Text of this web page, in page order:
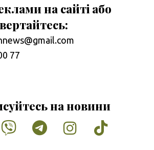
на сайті або
77
на новини
VimeoTumblrInstagram
Tiktok